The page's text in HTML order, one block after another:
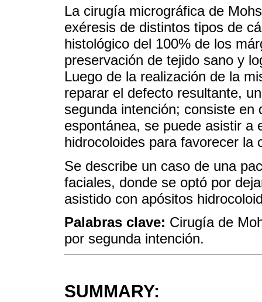
La cirugía micrográfica de
exéresis de distintos tipos de
histológico del 100% de los
preservación de tejido sano y
Luego de la realización de la
reparar el defecto resultante,
segunda intención; consiste
espontánea, se puede asistir a
hidrocoloides para favorecer la
Se describe un caso de una
faciales, donde se optó por
asistido con apósitos
Palabras clave: Cirugía de
por segunda intención.
SUMMARY: